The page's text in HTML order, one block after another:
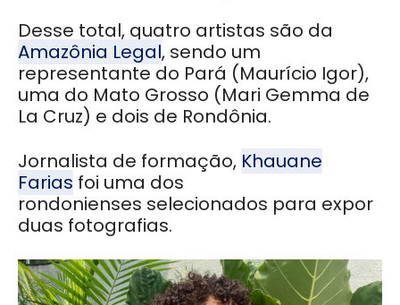
Desse total, quatro artistas são da
Amazônia Legal, sendo um
representante do Pará (Maurício Igor),
uma do Mato Grosso (Mari Gemma de
La Cruz) e dois de Rondônia.
Jornalista de formação, Khauane
Farias foi uma dos
rondonienses selecionados para expor
duas fotografias.